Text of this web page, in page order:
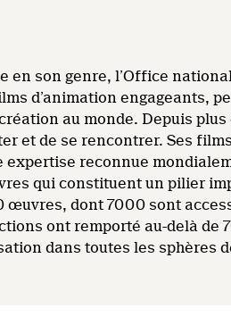
en son genre, l’Office
d’animation engageants,
au monde. Depuis
et de se rencontrer. Ses
expertise reconnue
qui constituent un pilier
œuvres, dont 7000 sont
ont remporté au-delà de
dans toutes les sphères